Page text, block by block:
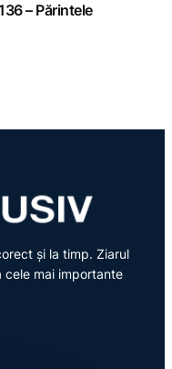
– Părintele
și la timp. Ziarul
cele mai importante